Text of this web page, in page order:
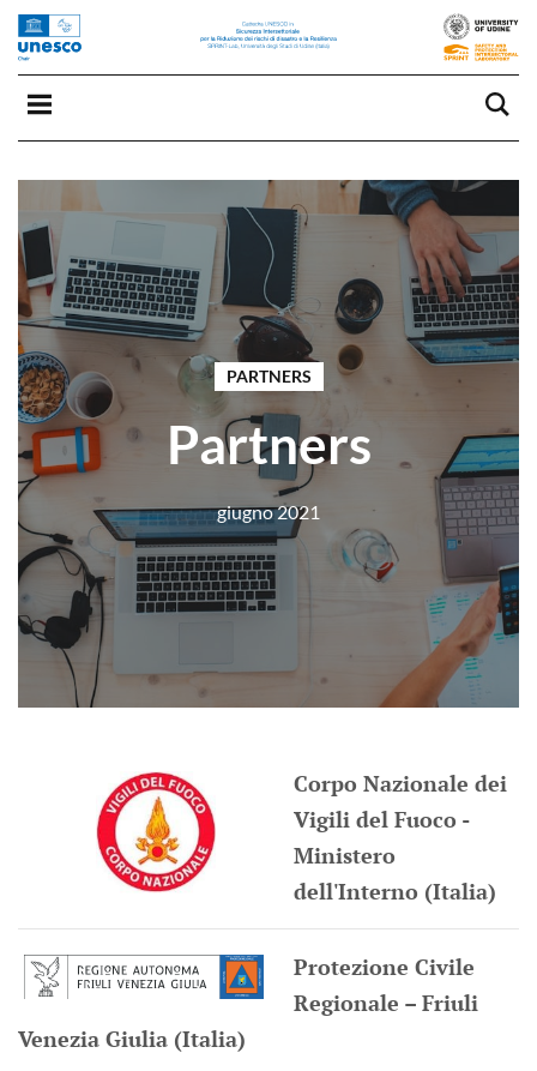
PARTNERS
Partners
giugno 2021
Corpo Nazionale dei
Vigili del Fuoco -
Ministero
dell'Interno (Italia)
Protezione Civile
Regionale – Friuli
Venezia Giulia (Italia)